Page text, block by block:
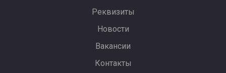
Реквизиты
Новости
Вакансии
Контакты